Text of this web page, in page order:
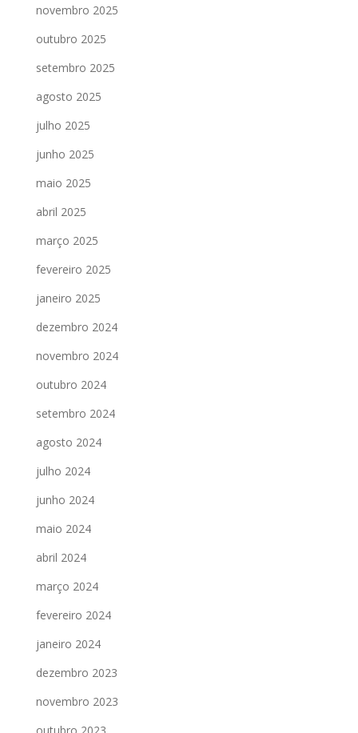
novembro 2025
outubro 2025
setembro 2025
agosto 2025
julho 2025
junho 2025
maio 2025
abril 2025
março 2025
fevereiro 2025
janeiro 2025
dezembro 2024
novembro 2024
outubro 2024
setembro 2024
agosto 2024
julho 2024
junho 2024
maio 2024
abril 2024
março 2024
fevereiro 2024
janeiro 2024
dezembro 2023
novembro 2023
outubro 2023